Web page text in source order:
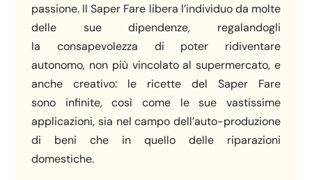
passione. Il Saper Fare libera l’individuo da molte
delle sue dipendenze, regalandogli
la consapevolezza di poter ridiventare
autonomo, non più vincolato al supermercato, e
anche creativo: le ricette del Saper Fare
sono infinite, così come le sue vastissime
applicazioni, sia nel campo dell’auto-produzione
di beni che in quello delle riparazioni
domestiche.